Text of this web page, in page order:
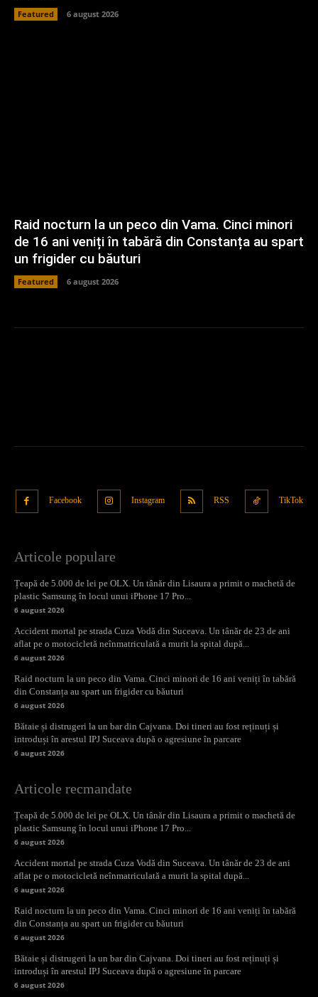
Featured 6 august 2026
Raid nocturn la un peco din Vama. Cinci minori
de 16 ani veniți în tabără din Constanța au spart
un frigider cu băuturi
Featured 6 august 2026
Facebook Instagram RSS TikTok
Articole populare
Țeapă de 5.000 de lei pe OLX. Un tânăr din Lisaura a primit o machetă de
plastic Samsung în locul unui iPhone 17 Pro...
6 august 2026
Accident mortal pe strada Cuza Vodă din Suceava. Un tânăr de 23 de ani
aflat pe o motocicletă neînmatriculată a murit la spital după...
6 august 2026
Raid nocturn la un peco din Vama. Cinci minori de 16 ani veniți în tabără
din Constanța au spart un frigider cu băuturi
6 august 2026
Bătaie și distrugeri la un bar din Cajvana. Doi tineri au fost reținuți și
introduși în arestul IPJ Suceava după o agresiune în parcare
6 august 2026
Articole recmandate
Țeapă de 5.000 de lei pe OLX. Un tânăr din Lisaura a primit o machetă de
plastic Samsung în locul unui iPhone 17 Pro...
6 august 2026
Accident mortal pe strada Cuza Vodă din Suceava. Un tânăr de 23 de ani
aflat pe o motocicletă neînmatriculată a murit la spital după...
6 august 2026
Raid nocturn la un peco din Vama. Cinci minori de 16 ani veniți în tabără
din Constanța au spart un frigider cu băuturi
6 august 2026
Bătaie și distrugeri la un bar din Cajvana. Doi tineri au fost reținuți și
introduși în arestul IPJ Suceava după o agresiune în parcare
6 august 2026